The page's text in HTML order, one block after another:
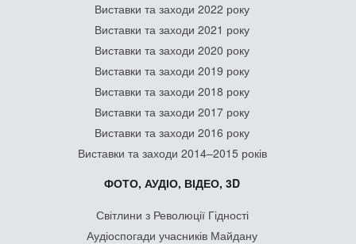
Виставки та заходи 2022 року
Виставки та заходи 2021 року
Виставки та заходи 2020 року
Виставки та заходи 2019 року
Виставки та заходи 2018 року
Виставки та заходи 2017 року
Виставки та заходи 2016 року
Виставки та заходи 2014–2015 років
ФОТО, АУДІО, ВІДЕО, 3D
Світлини з Революції Гідності
Аудіоспогади учасників Майдану